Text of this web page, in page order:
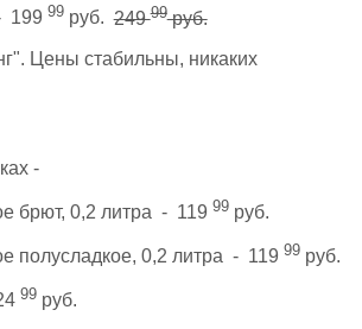
199 99руб.24999руб.
Цены стабильны, никаких
-
брют, 0,2 литра - 119 99руб.
полусладкое, 0,2 литра - 119 99руб.
99руб.